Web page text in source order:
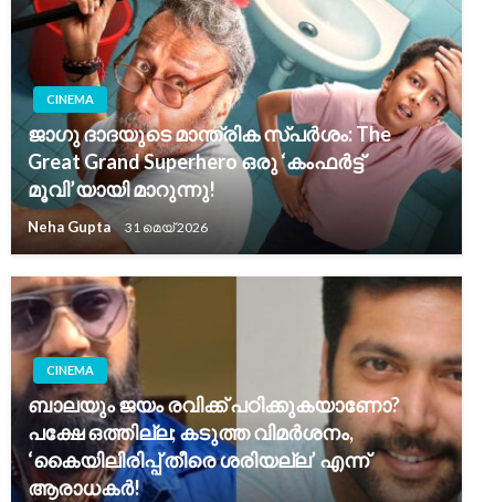
CINEMA
ജാഗു ദാദയുടെ മാന്ത്രിക സ്പർശം: The
Great Grand Superhero ഒരു ‘കംഫർട്ട്
മൂവി’യായി മാറുന്നു!
Neha Gupta 31 മെയ്‌ 2026
CINEMA
ബാലയും ജയം രവിക്ക് പഠിക്കുകയാണോ?
പക്ഷേ ഒത്തില്ല; കടുത്ത വിമർശനം,
‘കൈയിലിരിപ്പ് തീരെ ശരിയല്ല’ എന്ന്
ആരാധകർ!